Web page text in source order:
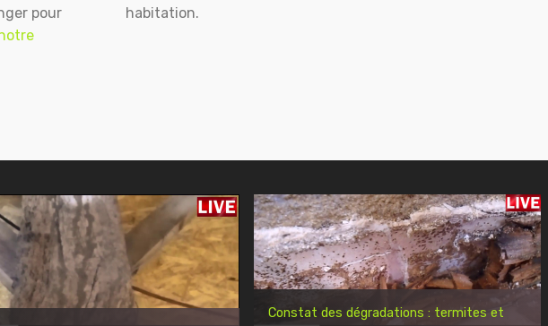
pour
habitation.
Constat des dégradations : termites et